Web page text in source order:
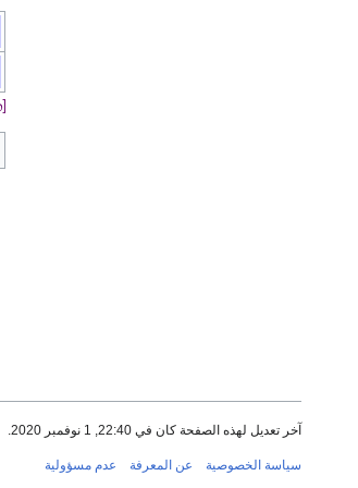
آخر تعديل لهذه الصفحة كان في 22:40, 1 نوفمبر 2020.
سياسة الخصوصية عن المعرفة عدم مسؤولية